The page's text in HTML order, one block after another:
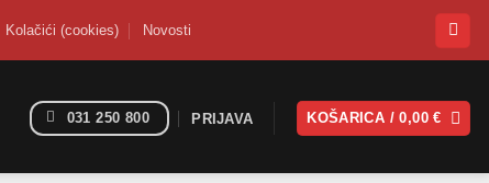
Kolačići (cookies) Novosti
031 250 800 PRIJAVA KOŠARICA /0,00€